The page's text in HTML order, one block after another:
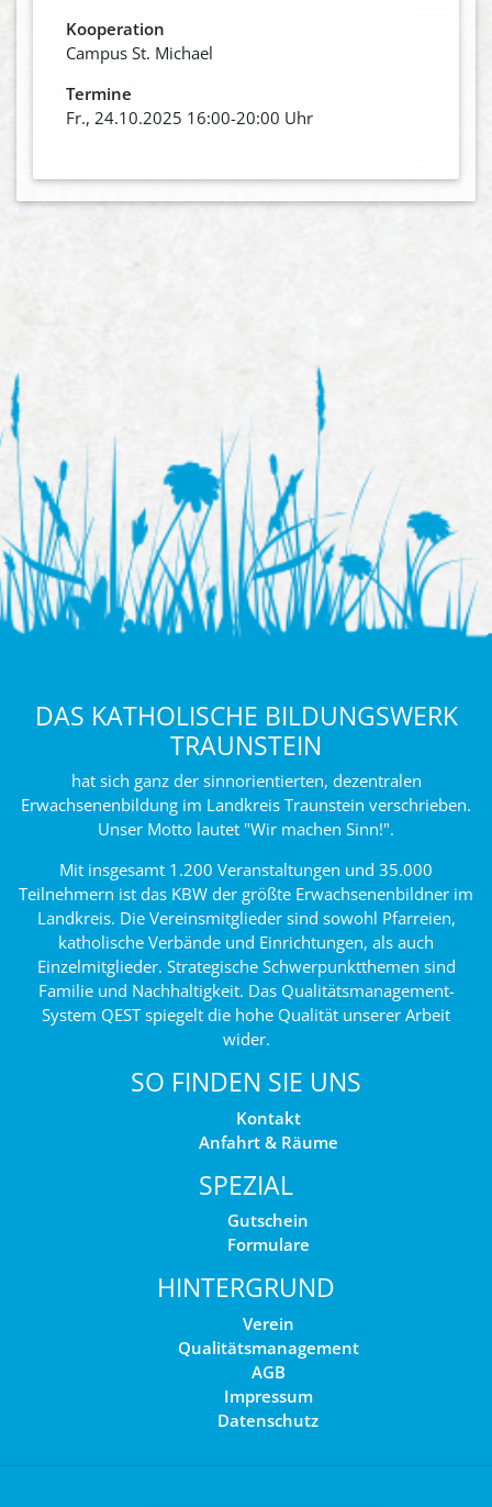
Kooperation
Campus St. Michael
Termine
Fr., 24.10.2025 16:00-20:00 Uhr
DAS KATHOLISCHE BILDUNGSWERK
TRAUNSTEIN
hat sich ganz der sinnorientierten, dezentralen
Erwachsenenbildung im Landkreis Traunstein verschrieben.
Unser Motto lautet "Wir machen Sinn!".
Mit insgesamt 1.200 Veranstaltungen und 35.000
Teilnehmern ist das KBW der größte Erwachsenenbildner im
Landkreis. Die Vereinsmitglieder sind sowohl Pfarreien,
katholische Verbände und Einrichtungen, als auch
Einzelmitglieder. Strategische Schwerpunktthemen sind
Familie und Nachhaltigkeit. Das Qualitätsmanagement-
System QEST spiegelt die hohe Qualität unserer Arbeit
wider.
SO FINDEN SIE UNS
Kontakt
Anfahrt & Räume
SPEZIAL
Gutschein
Formulare
HINTERGRUND
Verein
Qualitätsmanagement
AGB
Impressum
Datenschutz